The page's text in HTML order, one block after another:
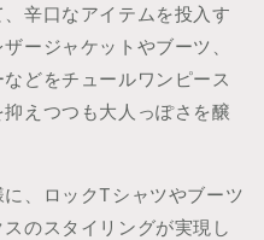
辛口なアイテムを投入す
ージャケットやブーツ、
どをチュールワンピース
えつつも大人っぽさを醸
、ロックTシャツやブーツ
のスタイリングが実現し